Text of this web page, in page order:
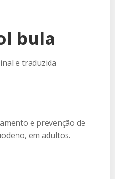
bula
e traduzida
e prevenção de
em adultos.